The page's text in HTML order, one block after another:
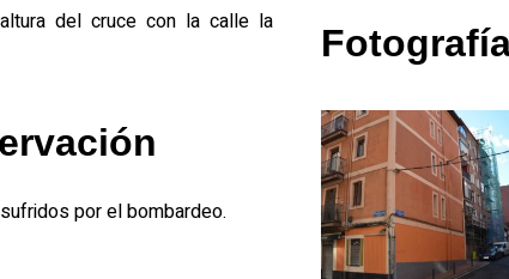
del cruce con la calle la
por el bombardeo.